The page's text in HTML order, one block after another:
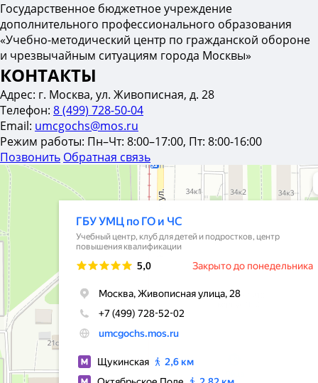
Государственное бюджетное учреждение
дополнительного профессионального образования
«Учебно-методический центр по гражданской обороне
и чрезвычайным ситуациям города Москвы»
КОНТАКТЫ
Адрес: г. Москва, ул. Живописная, д. 28
Телефон: 8 (499) 728-50-04
Email: umcgochs@mos.ru
Режим работы: Пн–Чт: 8:00–17:00, Пт: 8:00-16:00
Позвонить Обратная связь